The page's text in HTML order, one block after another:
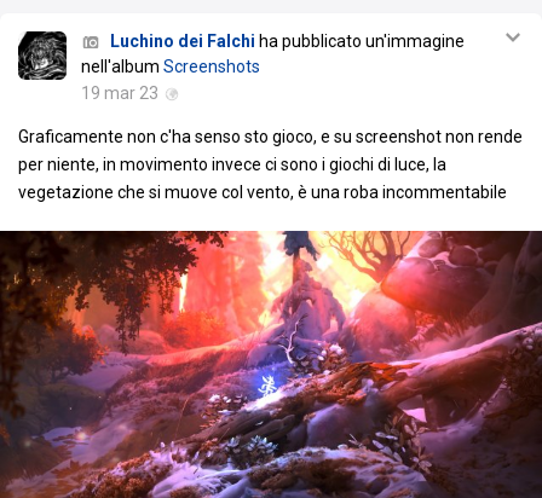
Luchino dei Falchi ha pubblicato un'immagine
nell'album Screenshots
19 mar 23
Graficamente non c'ha senso sto gioco, e su screenshot non rende
per niente, in movimento invece ci sono i giochi di luce, la
vegetazione che si muove col vento, è una roba incommentabile